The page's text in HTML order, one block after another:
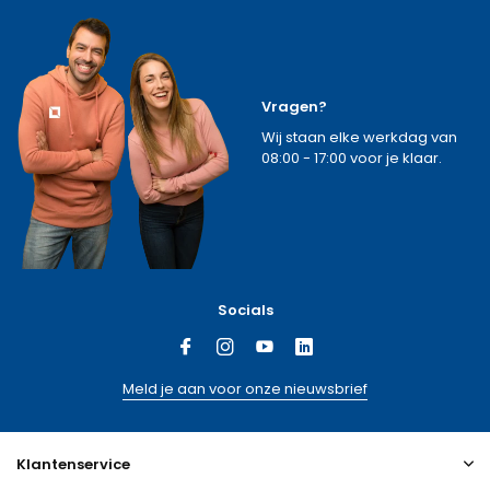
Vragen?
Wij staan elke werkdag van
08:00 - 17:00 voor je klaar.
Socials
Meld je aan voor onze nieuwsbrief
Klantenservice